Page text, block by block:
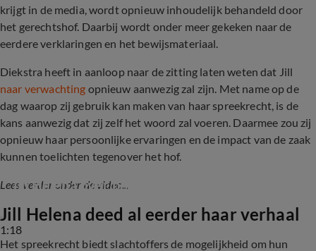
krijgt in de media, wordt opnieuw inhoudelijk behandeld door
het gerechtshof. Daarbij wordt onder meer gekeken naar de
eerdere verklaringen en het bewijsmateriaal.
Diekstra heeft in aanloop naar de zitting laten weten dat Jill
naar verwachting opnieuw aanwezig zal zijn. Met name op de
dag waarop zij gebruik kan maken van haar spreekrecht, is de
kans aanwezig dat zij zelf het woord zal voeren. Daarmee zou zij
opnieuw haar persoonlijke ervaringen en de impact van de zaak
kunnen toelichten tegenover het hof.
Lees verder onder de video...
1:18
Jill Helena over hoger beroep Ali B
Jill Helena deed al eerder haar verhaal
Het spreekrecht biedt slachtoffers de mogelijkheid om hun